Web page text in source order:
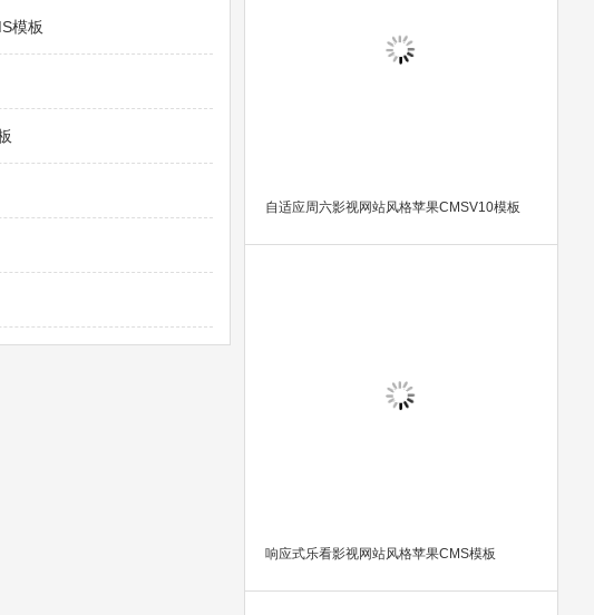
模板
自适应周六影视网站风格苹果CMSV10模板
响应式乐看影视网站风格苹果CMS模板